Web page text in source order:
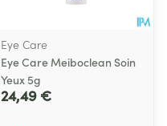
Eye Care
Eye Care Meiboclean Soin
Yeux 5g
24,49 €